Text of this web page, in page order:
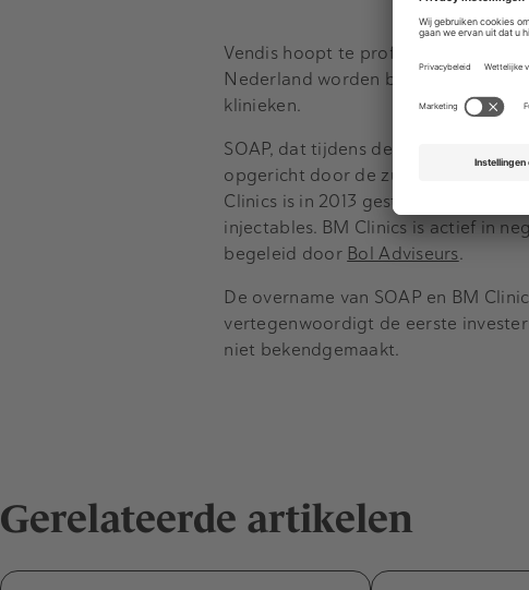
Vendis hoopt te profiteren van de
Nederland worden behandelingen
klinieken.
SOAP, dat tijdens de transactie is
opgericht door de zussen Esther en
Clinics is in 2013 gestart in
injectables. BM Clinics is actief in
begeleid door Bol Adviseurs.
De overname van SOAP en BM
vertegenwoordigt de eerste
niet bekendgemaakt.
Gerelateerde artikelen